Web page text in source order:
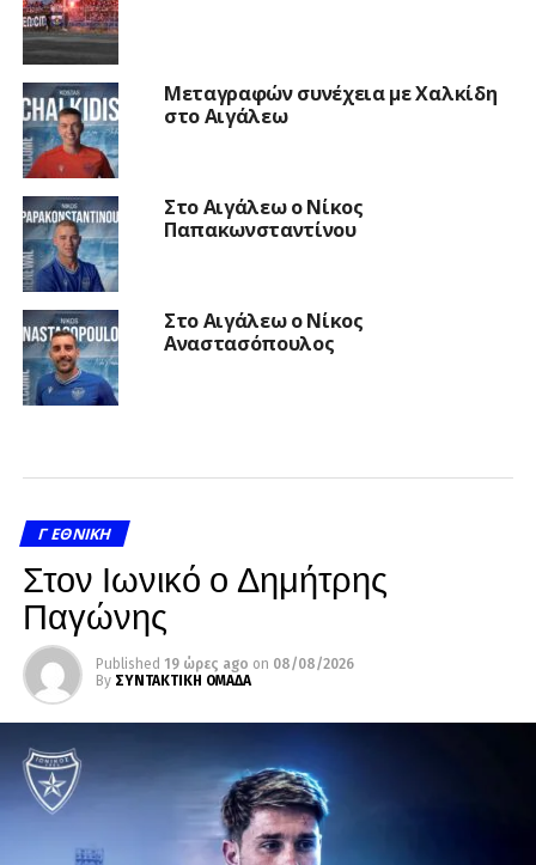
Μεταγραφών συνέχεια με Χαλκίδη
στο Αιγάλεω
Στο Αιγάλεω ο Νίκος
Παπακωνσταντίνου
Στο Αιγάλεω ο Νίκος
Αναστασόπουλος
Γ ΕΘΝΙΚΉ
Στον Ιωνικό ο Δημήτρης
Παγώνης
Published 19 ώρες ago on 08/08/2026
By ΣΥΝΤΑΚΤΙΚΗ ΟΜΑΔΑ